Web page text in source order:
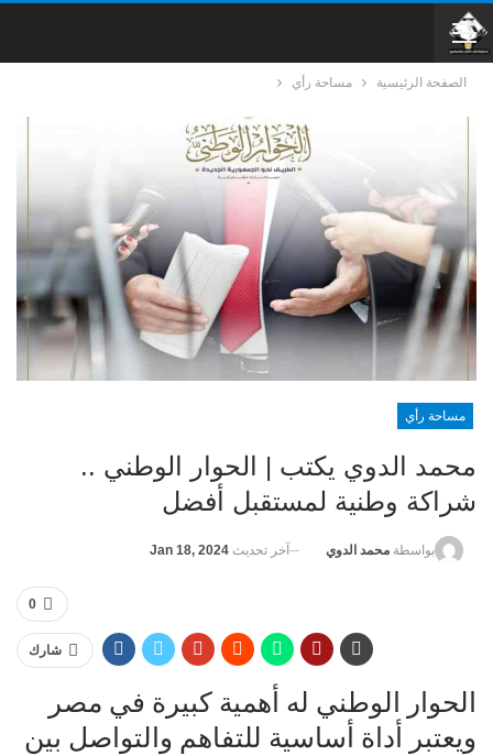
الصفحة الرئيسية مساحة رأي
مساحة رأي
محمد الدوي يكتب | الحوار الوطني ..
شراكة وطنية لمستقبل أفضل
بواسطة محمد الدوي آخر تحديث Jan 18, 2024
0
شارك
الحوار الوطني له أهمية كبيرة في مصر
ويعتبر أداة أساسية للتفاهم والتواصل بين